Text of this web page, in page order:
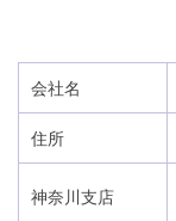
会社名
住所
神奈川支店